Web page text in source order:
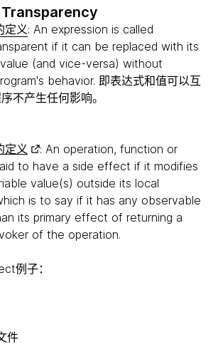
定义: An expression is called
if it can be replaced with its
(and vice-versa) without
behavior. 即表达式和值可以互
不产生任何影响。
定义
: An operation, function or
to have a side effect if it modifies
value(s) outside its local
is to say if it has any observable
its primary effect of returning a
of the operation.
例子：
件